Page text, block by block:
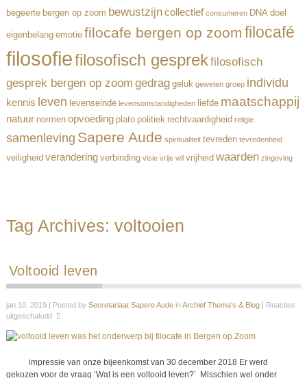
begeerte bergen op zoom bewustzijncollectief consumeren DNA doel
eigenbelang emotie filocafe bergen op zoom filocafé
filosofiefilosofisch gesprekfilosofisch
gesprek bergen op zoom gedrag geluk geweten groep individu
kennis leven levenseinde levensomstandigheden liefde maatschappij
natuur normen opvoeding plato politiek rechtvaardigheid religie
samenleving Sapere Aude spiritualiteit tevreden tevredenheid
veiligheid verandering verbinding visie vrije wil vrijheid waarden zingeving
Tag Archives: voltooien
Voltooid leven
jan 10, 2019 | Posted by Secretariaat Sapere AudeinArchief Thema's & Blog| Reacties
uitgeschakeld
impressie van onze bijeenkomst van 30 december 2018 Er werd
gekozen voor de vraag ‘Wat is een voltooid leven?’ Misschien wel onder